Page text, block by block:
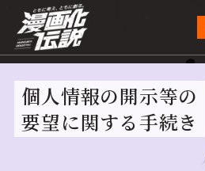
個人情報の開示等の
要望に関する手続き